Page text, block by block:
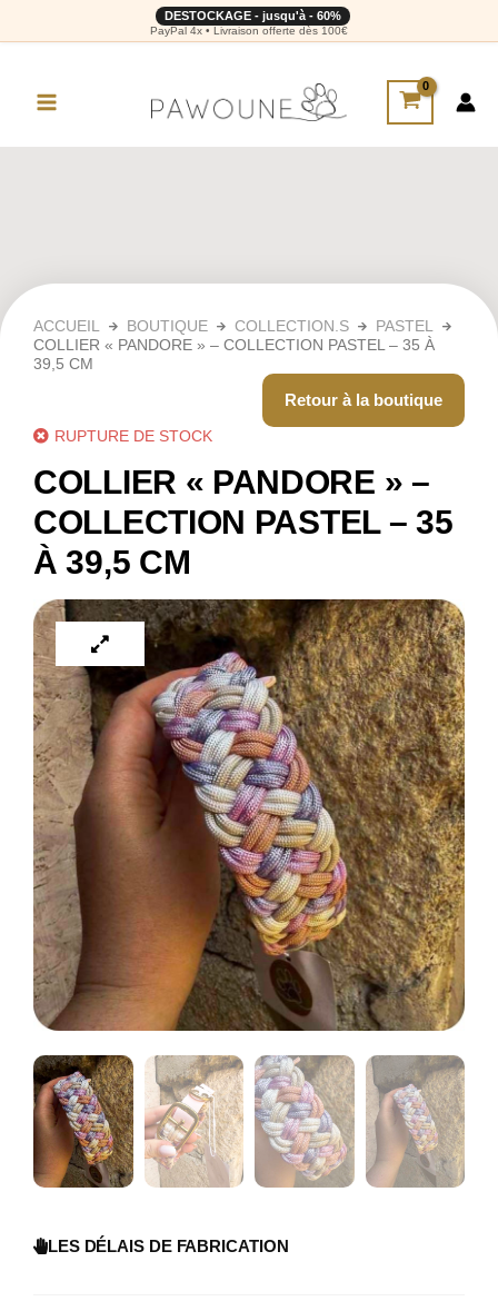
DESTOCKAGE - jusqu'à - 60%
PayPal 4x • Livraison offerte dès 100€
ACCUEIL BOUTIQUE COLLECTION.S
PASTEL
COLLIER « PANDORE » – COLLECTION PASTEL – 35 À
39,5 CM
Retour à la boutique
RUPTURE DE STOCK
COLLIER « PANDORE » –
COLLECTION PASTEL – 35
À 39,5 CM
LES DÉLAIS DE FABRICATION